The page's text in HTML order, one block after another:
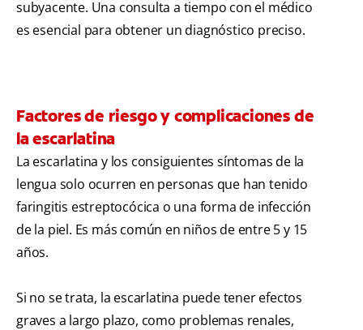
subyacente. Una consulta a tiempo con el médico
es esencial para obtener un diagnóstico preciso.
Factores de riesgo y complicaciones de
la escarlatina
La escarlatina y los consiguientes síntomas de la
lengua solo ocurren en personas que han tenido
faringitis estreptocócica o una forma de infección
de la piel. Es más común en niños de entre 5 y 15
años.
Si no se trata, la escarlatina puede tener efectos
graves a largo plazo, como problemas renales,